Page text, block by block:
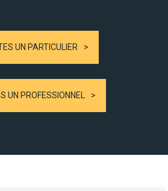
UN PARTICULIER
UN PROFESSIONNEL